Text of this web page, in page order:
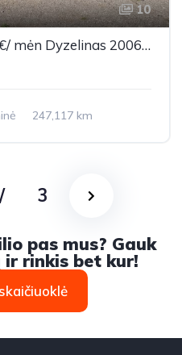
10
Toyota Avensis nuo 90 €/ mėn Dyzelinas 2006m. Universalas Mechaninė
247,117 km
/ 3
pas mus? Gauk
ir rinkis bet kur!